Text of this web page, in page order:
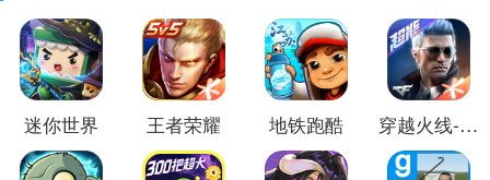
迷你世界 王者荣耀 地铁跑酷 穿越火线-枪战王者